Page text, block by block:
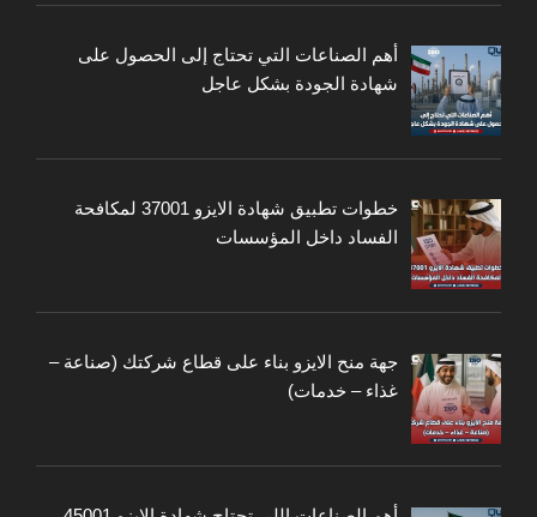
أهم الصناعات التي تحتاج إلى الحصول على
شهادة الجودة بشكل عاجل
خطوات تطبيق شهادة الايزو 37001 لمكافحة
الفساد داخل المؤسسات
جهة منح الايزو بناء على قطاع شركتك (صناعة –
غذاء – خدمات)